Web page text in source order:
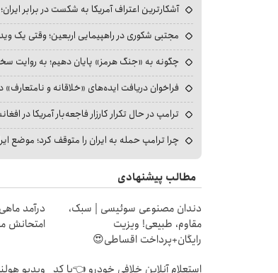
آشکارترین اعتراف آمریکا به شکست در برابر
مجتبی شکوری در راهپیمایی اربعین؛ وقتی یک
چگونه به «جنگ هرمز» پایان دهیم؛ به روایت
فراخوان دریافت ایده‌های «خلاقانه و نامتعارف»
ترامپ در حال تکرار کارزار فاجعه‌بار آمریکا در
چرا ترامپ حمله به ایران را متوقف کرد؛ موضع
مطالب پیشنهادی
دندان مصنوعی سوئیسی | سبک،
مقاوم، طبیعی! ویزیت
رایگان+پرداخت اقساطی😍
امتحانش
استعلام آنلاین خلافی خودرو 👈با کد ویدیو